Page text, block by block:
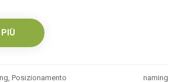
naming
, Posizionamento